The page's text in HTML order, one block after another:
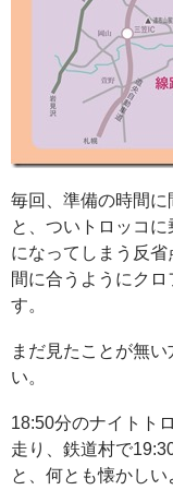
毎回、準備の時間
と、ついトロッコ
になってしまう反
間に合うようにク
す。
まだ見たことが無
い。
18:50分のナイトト
走り、鉄道村で
と、何とも懐かし